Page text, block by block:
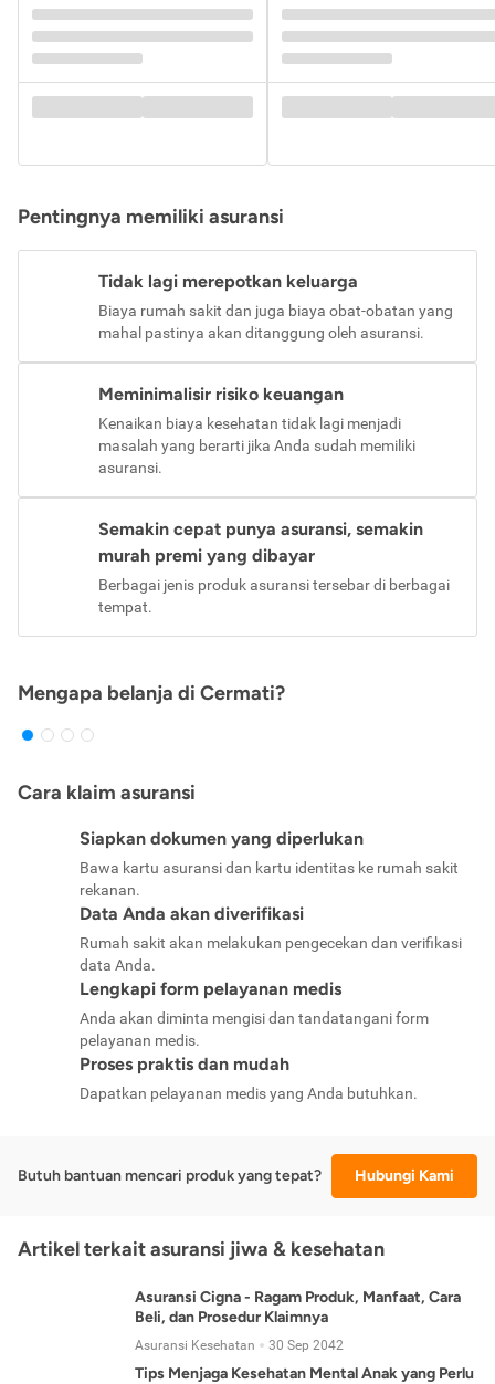
Pentingnya memiliki asuransi
Tidak lagi merepotkan keluarga
Biaya rumah sakit dan juga biaya obat-obatan yang
mahal pastinya akan ditanggung oleh asuransi.
Meminimalisir risiko keuangan
Kenaikan biaya kesehatan tidak lagi menjadi
masalah yang berarti jika Anda sudah memiliki
asuransi.
Semakin cepat punya asuransi, semakin
murah premi yang dibayar
Berbagai jenis produk asuransi tersebar di berbagai
tempat.
Mengapa belanja di Cermati?
Cara klaim asuransi
Siapkan dokumen yang diperlukan
Bawa kartu asuransi dan kartu identitas ke rumah sakit
rekanan.
Data Anda akan diverifikasi
Rumah sakit akan melakukan pengecekan dan verifikasi
data Anda.
Lengkapi form pelayanan medis
Anda akan diminta mengisi dan tandatangani form
pelayanan medis.
Proses praktis dan mudah
Dapatkan pelayanan medis yang Anda butuhkan.
Butuh bantuan mencari produk yang tepat? Hubungi Kami
Artikel terkait asuransi jiwa & kesehatan
Asuransi Cigna - Ragam Produk, Manfaat, Cara
Beli, dan Prosedur Klaimnya
Asuransi Kesehatan 30 Sep 2042
Tips Menjaga Kesehatan Mental Anak yang Perlu